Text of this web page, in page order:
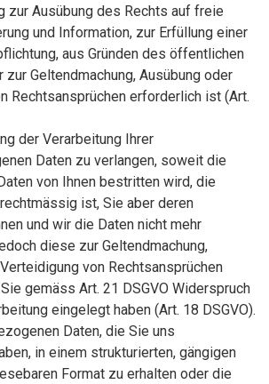
zur Ausübung des Rechts auf freie
und Information, zur Erfüllung einer
aus Gründen des öffentlichen
zur Geltendmachung, Ausübung oder
Rechtsansprüchen erforderlich ist (Art.
der Verarbeitung Ihrer
Daten zu verlangen, soweit die
von Ihnen bestritten wird, die
ist, Sie aber deren
und wir die Daten nicht mehr
diese zur Geltendmachung,
von Rechtsansprüchen
gemäss Art. 21 DSGVO Widerspruch
eingelegt haben (Art. 18 DSGVO).
Daten, die Sie uns
in einem strukturierten, gängigen
Format zu erhalten oder die